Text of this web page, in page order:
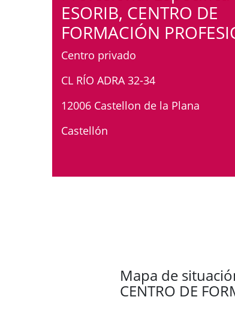
ESORIB, CENTRO DE
FORMACIÓN
Centro privado
CL RÍO ADRA 32-34
12006 Castellon de la Plana
Castellón
Mapa de
CENTRO DE